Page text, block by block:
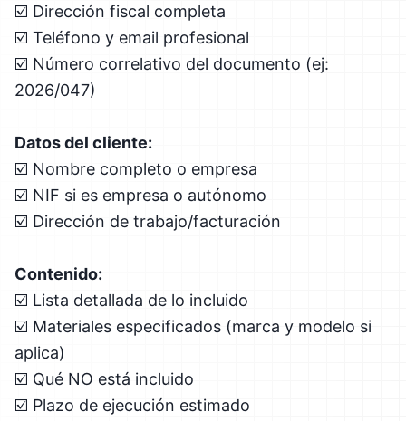
☑️ Dirección fiscal completa
☑️ Teléfono y email profesional
☑️ Número correlativo del documento (ej:
2026/047)
Datos del cliente:
☑️ Nombre completo o empresa
☑️ NIF si es empresa o autónomo
☑️ Dirección de trabajo/facturación
Contenido:
☑️ Lista detallada de lo incluido
☑️ Materiales especificados (marca y modelo si
aplica)
☑️ Qué NO está incluido
☑️ Plazo de ejecución estimado